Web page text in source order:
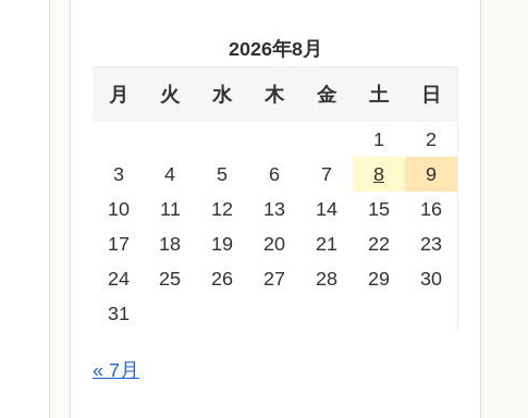
2026年8月
月 火 水 木 金 土 日
1
2
3
4 5 6 7 8
9
10
11 12 13 14 15
16
17
18 19 20 21 22
23
24
25 26 27 28 29
30
31
« 7月